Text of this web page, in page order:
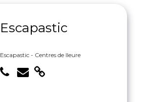
Escapastic
Escapastic - Centres de lleure